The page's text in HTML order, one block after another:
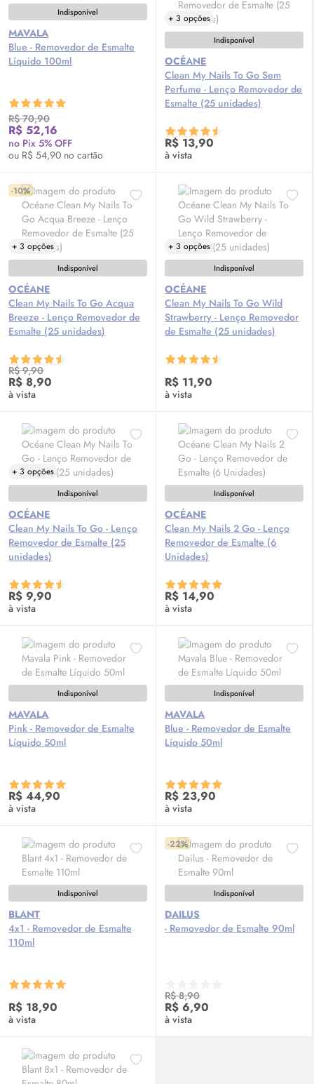
Indisponível
MAVALA
Blue - Removedor de Esmalte
Líquido 100ml
R$ 70,90
R$ 52,16
no Pix 5% OFF
ou R$ 54,90 no cartão
+ 3 opções
Indisponível
OCÉANE
Clean My Nails To Go Sem
Perfume - Lenço Removedor de
Esmalte (25 unidades)
R$ 13,90
à vista
-10%
+ 3 opções
Indisponível
OCÉANE
Clean My Nails To Go Acqua
Breeze - Lenço Removedor de
Esmalte (25 unidades)
R$ 9,90
R$ 8,90
à vista
+ 3 opções
Indisponível
OCÉANE
Clean My Nails To Go Wild
Strawberry - Lenço Removedor
de Esmalte (25 unidades)
R$ 11,90
à vista
+ 3 opções
Indisponível
OCÉANE
Clean My Nails To Go - Lenço
Removedor de Esmalte (25
unidades)
R$ 9,90
à vista
Indisponível
OCÉANE
Clean My Nails 2 Go - Lenço
Removedor de Esmalte (6
Unidades)
R$ 14,90
à vista
Indisponível
MAVALA
Pink - Removedor de Esmalte
Líquido 50ml
R$ 44,90
à vista
Indisponível
MAVALA
Blue - Removedor de Esmalte
Líquido 50ml
R$ 23,90
à vista
Indisponível
BLANT
4x1 - Removedor de Esmalte
110ml
R$ 18,90
à vista
-22%
Indisponível
DAILUS
- Removedor de Esmalte 90ml
R$ 8,90
R$ 6,90
à vista